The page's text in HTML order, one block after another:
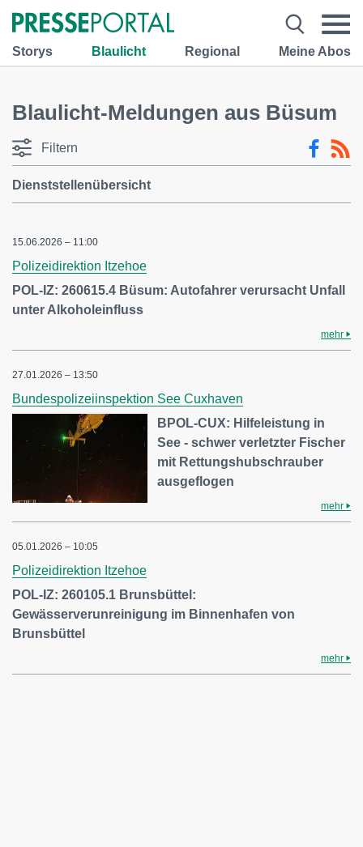
Storys Blaulicht Regional Meine Abos
Blaulicht-Meldungen aus Büsum
Filtern
Dienststellenübersicht
15.06.2026 – 11:00
Polizeidirektion Itzehoe
POL-IZ: 260615.4 Büsum: Autofahrer verursacht Unfall
unter Alkoholeinfluss
mehr
27.01.2026 – 13:50
Bundespolizeiinspektion See Cuxhaven
BPOL-CUX: Hilfeleistung in
See - schwer verletzter Fischer
mit Rettungshubschrauber
ausgeflogen
mehr
05.01.2026 – 10:05
Polizeidirektion Itzehoe
POL-IZ: 260105.1 Brunsbüttel:
Gewässerverunreinigung im Binnenhafen von
Brunsbüttel
mehr